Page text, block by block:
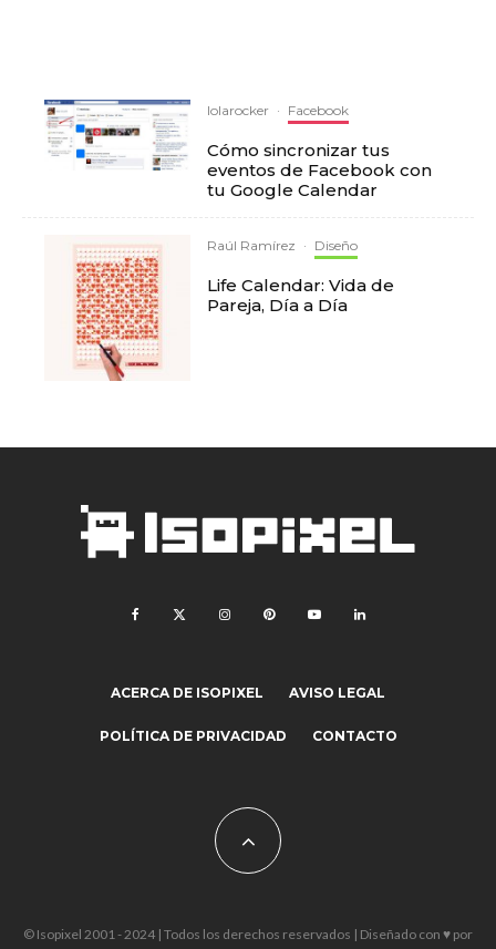
lolarocker · Facebook
Cómo sincronizar tus
eventos de Facebook con
tu Google Calendar
Raúl Ramírez · Diseño
Life Calendar: Vida de
Pareja, Día a Día
ACERCA DE ISOPIXEL AVISO LEGAL
POLÍTICA DE PRIVACIDAD CONTACTO
© Isopixel 2001 - 2024 | Todos los derechos reservados | Diseñado con ♥ por